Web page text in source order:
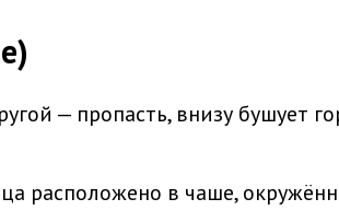
— пропасть, внизу бушует
расположено в чаше,